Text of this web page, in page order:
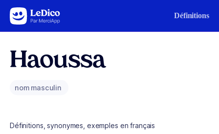
Aller au contenu Définitions
Haoussa
nom masculin
Définitions, synonymes, exemples en français